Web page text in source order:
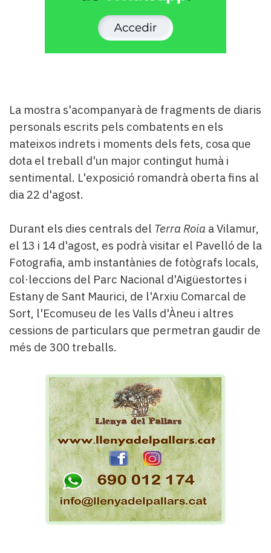
La mostra s'acompanyarà de fragments de diaris
personals escrits pels combatents en els
mateixos indrets i moments dels fets, cosa que
dota el treball d'un major contingut humà i
sentimental. L'exposició romandrà oberta fins al
dia 22 d'agost.
Durant els dies centrals del Terra Roia a Vilamur,
el 13 i 14 d'agost, es podrà visitar el Pavelló de la
Fotografia, amb instantànies de fotògrafs locals,
col·leccions del Parc Nacional d'Aigüestortes i
Estany de Sant Maurici, de l'Arxiu Comarcal de
Sort, l'Ecomuseu de les Valls d'Àneu i altres
cessions de particulars que permetran gaudir de
més de 300 treballs.